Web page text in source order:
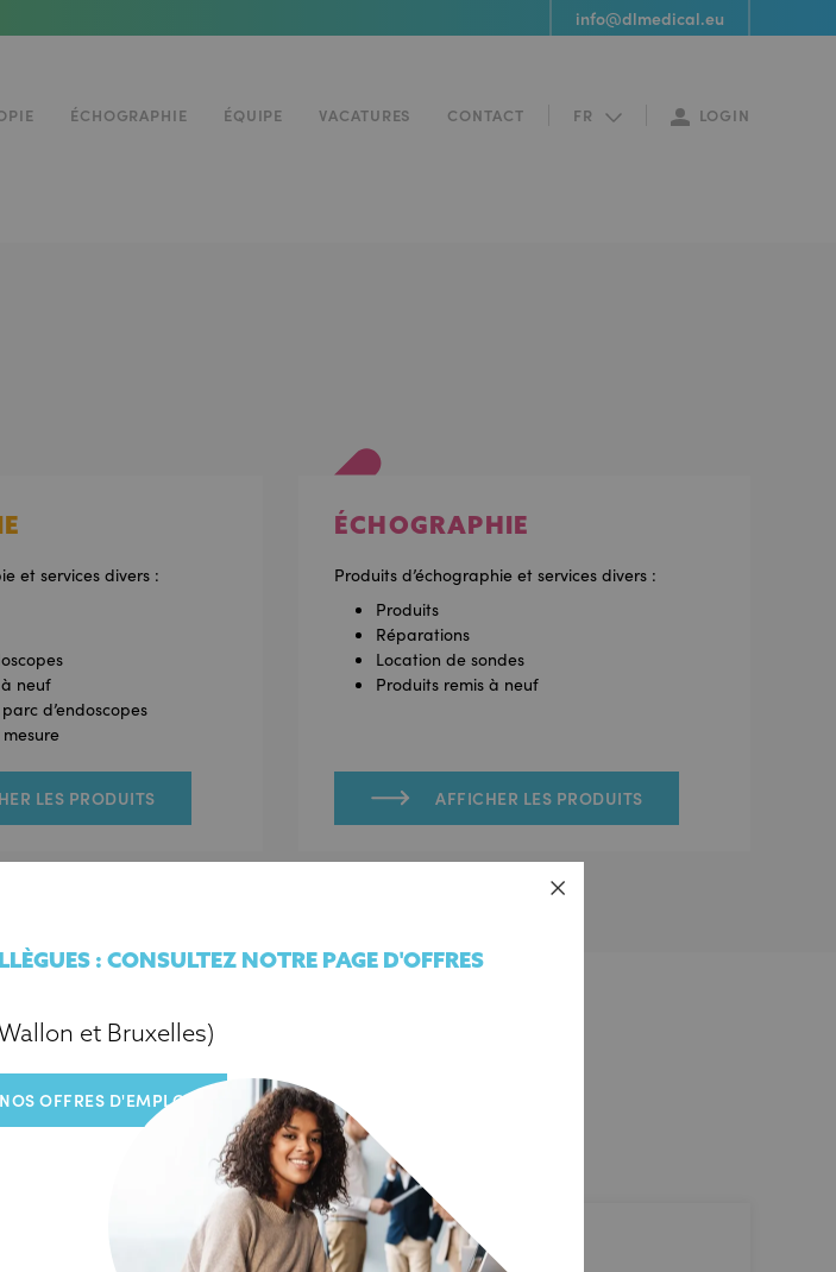
info@dlmedical.eu
ÉCHOGRAPHIE ÉQUIPE VACATURES CONTACT FR LOGIN
et services divers :
neuf
d’endoscopes
LES PRODUITS
ÉCHOGRAPHIE
Produits d’échographie et services divers :
Produits
Réparations
Location de sondes
Produits remis à neuf
AFFICHER LES PRODUITS
: CONSULTEZ NOTRE PAGE D'OFFRES
et Bruxelles)
OFFRES D'EMPLOI